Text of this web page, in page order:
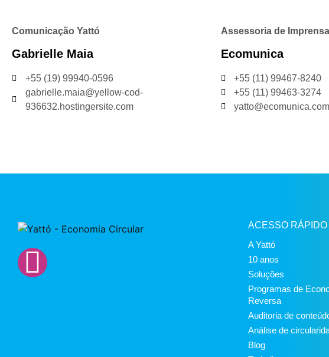
Comunicação Yattó
Gabrielle Maia
+55 (19) 99940-0596
gabrielle.maia@yellow-cod-
936632.hostingersite.com
Assessoria de Imprensa
Ecomunica
+55 (11) 99467-8240
+55 (11) 99463-3274
ACESSO RÁPIDO
A Yattó
10 anos
Soluções
Programas de
Reversa
Auditoria de
Análise de
Blog